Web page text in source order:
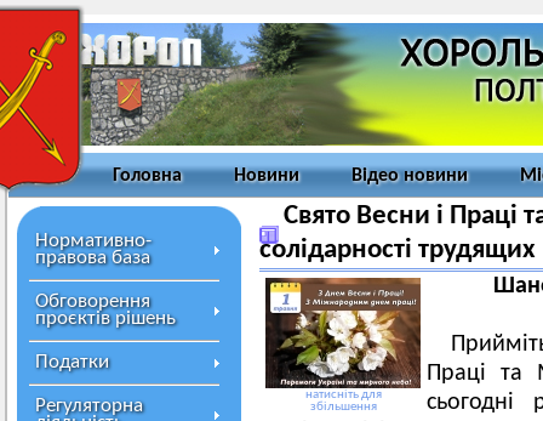
Головна Новини Відео новини
Нормативно-
правова база
Обговорення
проєктів рішень
Податки
Регуляторна
Свято Весни і Праці
солідарності трудящих
натисніть для
збільшення
Праці та